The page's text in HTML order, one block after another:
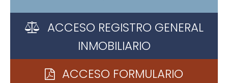
ACCESO REGISTRO GENERAL
INMOBILIARIO
ACCESO FORMULARIO